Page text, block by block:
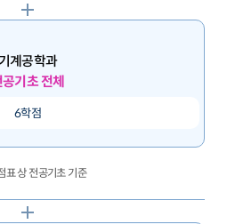
기계공학과
기초 전체
6학점
표 상 전공기초 기준